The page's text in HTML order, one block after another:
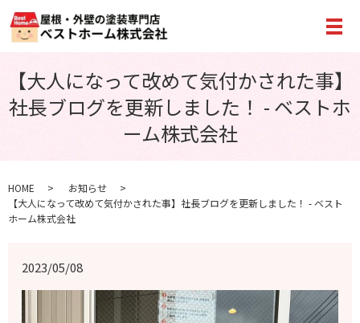
メ
【大人になって改めて気付かされた事】
社長ブログを更新しました！ - ベストホ
ーム株式会社
HOME
お知らせ
【大人になって改めて気付かされた事】社長ブログを更新しました！ - ベスト
ホーム株式会社
2023/05/08